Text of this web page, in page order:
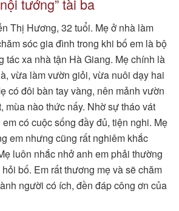
tướng” tài ba
Thị Hương, 32 tuổi. Mẹ ở nhà làm
sóc gia đình trong khi bố em là bộ
tác xa nhà tận Hà Giang. Mẹ chính là
vừa làm vườn giỏi, vừa nuôi dạy hai
có đôi bàn tay vàng, nên mảnh vườn
mùa nào thức nấy. Nhờ sự tháo vát
có cuộc sống đầy đủ, tiện nghi. Mẹ
em nhưng cũng rất nghiêm khắc
luôn nhắc nhở anh em phải thường
bố. Em rất thương mẹ và sẽ chăm
người có ích, đền đáp công ơn của